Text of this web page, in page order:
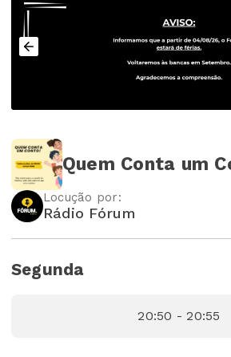
Quem Conta um
Locução por:
Rádio Fórum
Segunda
20:50 - 20:55